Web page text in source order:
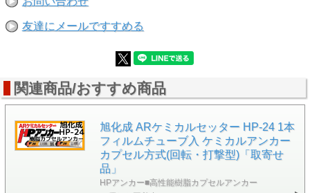
友達にメールですすめる
関連商品/おすすめ商品
旭化成 ARケミカルセッター HP-24 1本
フィルムチューブ入 ケミカルアンカー
カプセル方式(回転・打撃型)「取寄せ
品」
HPアンカー■高性能樹脂カプセルアンカー